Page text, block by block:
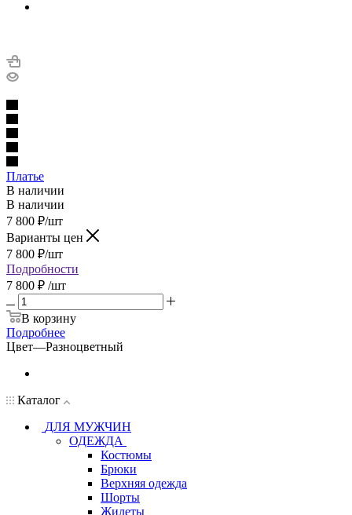
Платье
В наличии
В наличии
7 800 ₽/шт
Варианты цен
7 800 ₽/шт
Подробности
7 800 ₽ /шт
В корзину
Подробнее
Цвет—Разноцветный
Каталог
ДЛЯ МУЖЧИН
ОДЕЖДА
Костюмы
Брюки
Верхняя одежда
Шорты
Жилеты